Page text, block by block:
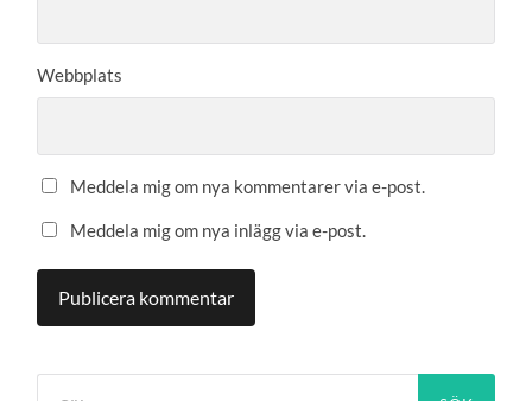
Webbplats
Meddela mig om nya kommentarer via e-post.
Meddela mig om nya inlägg via e-post.